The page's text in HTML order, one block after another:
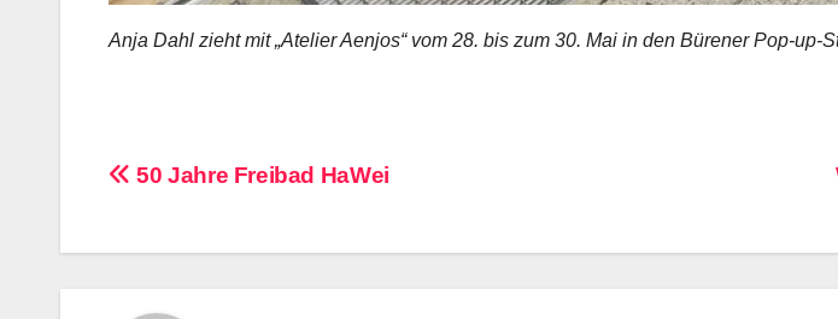
Anja Dahl zieht mit „Atelier Aenjos“ vom 28. bis zum 30. Mai in den Bürener Pop-up-
Beitragsnavigation
50 Jahre Freibad HaWei